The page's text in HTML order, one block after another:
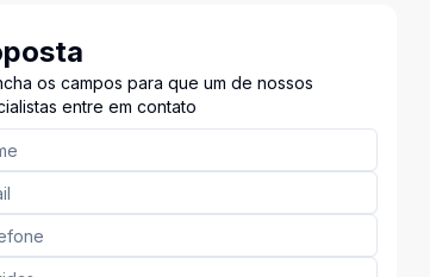
os campos para que um de nossos
entre em contato